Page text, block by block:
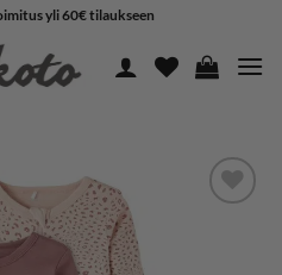
yli 60€ tilaukseen
SUOSIKKEIHIN